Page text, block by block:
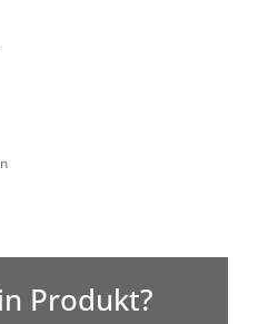
Produkt?